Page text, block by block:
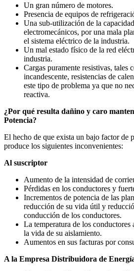
Un gran número de motores.
Presencia de equipos de
Una sub-utilización de la
electromecánicos, por una mala
el sistema eléctrico de la industria.
Un mal estado físico de la red
industria.
Cargas puramente resistivas, tales
incandescente, resistencias de
este tipo de problema ya que no
reactiva.
¿Por qué resulta dañino y caro
Potencia?
El hecho de que exista un bajo factor de
produce los siguientes inconvenientes:
Al suscriptor
Aumento de la intensidad de
Pérdidas en los conductores y
Incrementos de potencia de las
reducción de su vida útil y
conducción de los conductores.
La temperatura de los conductores
la vida de su aislamiento.
Aumentos en sus facturas por
A la Empresa Distribuidora de